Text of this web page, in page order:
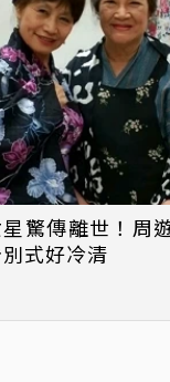
驚傳離世！周
式好冷清